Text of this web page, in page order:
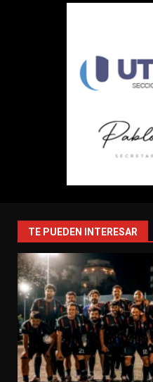
TE PUEDEN INTERESAR